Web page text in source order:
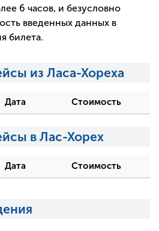
6 часов, и безусловно
введенных данных в
билета.
из Ласа-Хореха
Дата Стоимость
в Лас-Хорех
Дата Стоимость